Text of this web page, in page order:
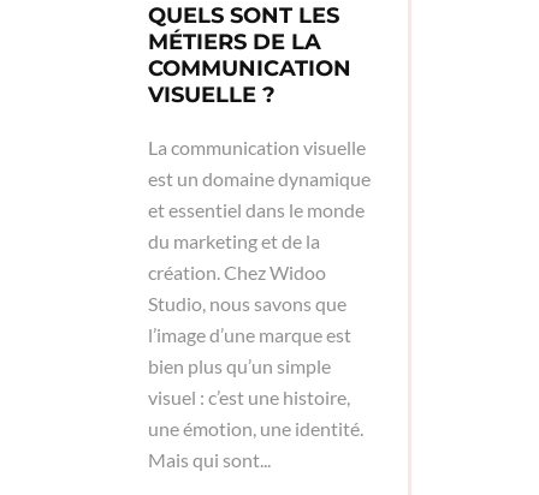
QUELS SONT LES
MÉTIERS DE LA
COMMUNICATION
VISUELLE ?
La communication visuelle
est un domaine dynamique
et essentiel dans le monde
du marketing et de la
création. Chez Widoo
Studio, nous savons que
l’image d’une marque est
bien plus qu’un simple
visuel : c’est une histoire,
une émotion, une identité.
Mais qui sont...